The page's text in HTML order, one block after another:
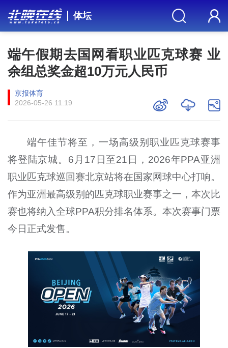
体坛
端午假期去国网看职业匹克球赛 业
余组总奖金超10万元人民币
京报体育
2026-05-26 11:19
端午佳节将至，一场高级别职业匹克球赛事
将登陆京城。6月17日至21日， 2026年PPA亚洲
职业匹克球巡回赛北京站将在国家网球中心打响。
作为亚洲最高级别的匹克球职业赛事之一，本次比
赛也将纳入全球PPA积分排名体系。本次赛事门票
今日正式发售。